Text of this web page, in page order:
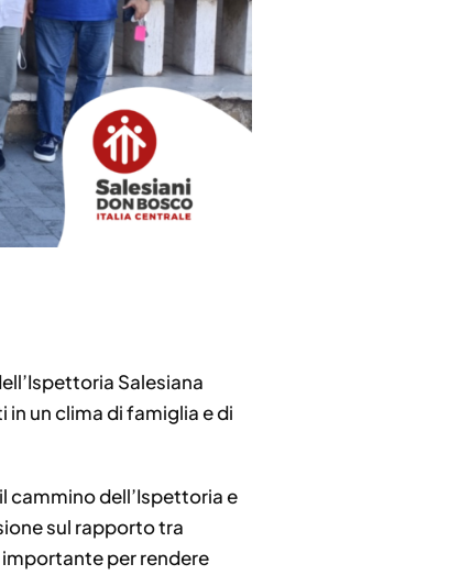
Salesiana
un clima di famiglia e di
cammino dell’Ispettoria e
sul rapporto tra
per rendere